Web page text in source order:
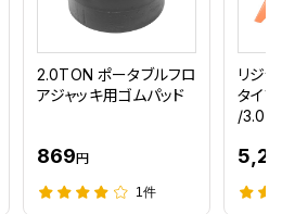
2.0TON ポータブルフロ
アジャッキ用ゴムパッド
869円
1件
リジッ
タイ
/